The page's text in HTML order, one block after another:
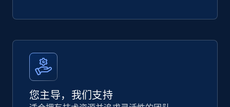
您主导，我们支持